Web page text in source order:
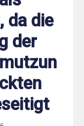
da die
der